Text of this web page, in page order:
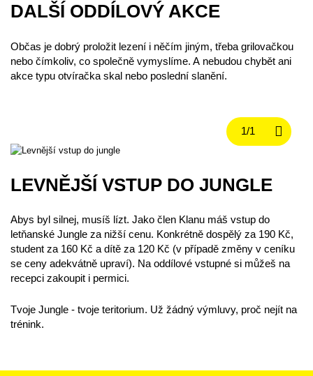
DALŠÍ ODDÍLOVÝ AKCE
Občas je dobrý proložit lezení i něčím jiným, třeba grilovačkou
nebo čímkoliv, co společně vymyslíme. A nebudou chybět ani
akce typu otvíračka skal nebo poslední slanění.
LEVNĚJŠÍ VSTUP DO JUNGLE
Abys byl silnej, musíš lízt. Jako člen Klanu máš vstup do
letňanské Jungle za nižší cenu. Konkrétně dospělý za 190 Kč,
student za 160 Kč a dítě za 120 Kč (v případě změny v ceníku
se ceny adekvátně upraví). Na oddílové vstupné si můžeš na
recepci zakoupit i permici.
Tvoje Jungle - tvoje teritorium. Už žádný výmluvy, proč nejít na
trénink.